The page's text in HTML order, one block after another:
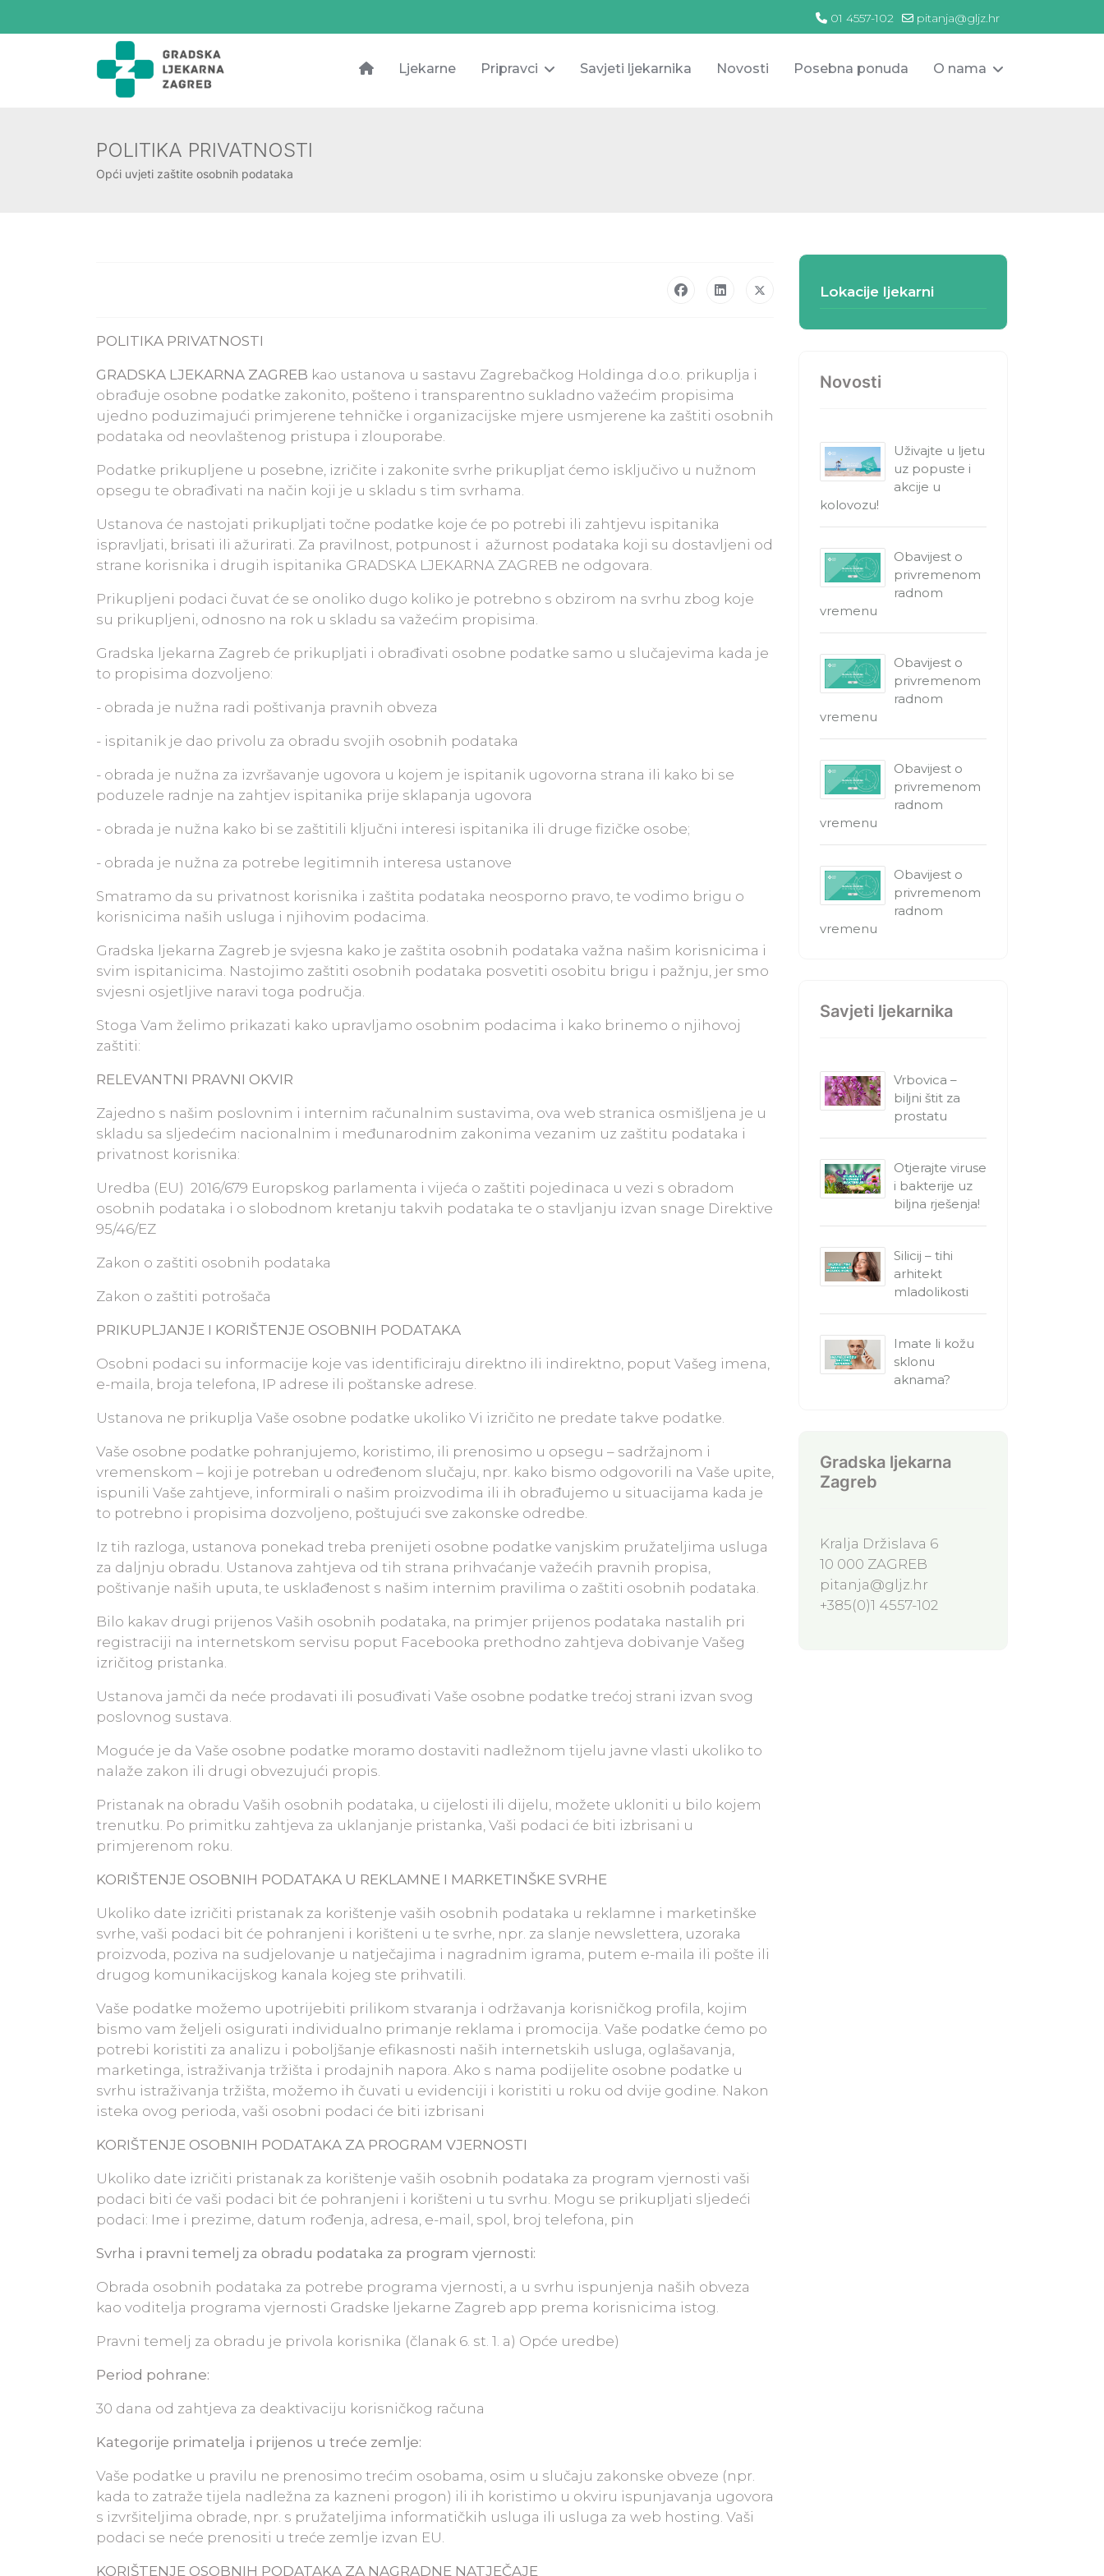
01 4557-102 pitanja@gljz.hr
Ljekarne Pripravci Savjeti ljekarnika Novosti Posebna ponuda O nama
POLITIKA PRIVATNOSTI
Opći uvjeti zaštite osobnih podataka
POLITIKA PRIVATNOSTI
GRADSKA LJEKARNA ZAGREB kao ustanova u sastavu Zagrebačkog Holdinga d.o.o. prikuplja i
obrađuje osobne podatke zakonito, pošteno i transparentno sukladno važećim propisima
ujedno poduzimajući primjerene tehničke i organizacijske mjere usmjerene ka zaštiti osobnih
podataka od neovlaštenog pristupa i zlouporabe.
Podatke prikupljene u posebne, izričite i zakonite svrhe prikupljat ćemo isključivo u nužnom
opsegu te obrađivati na način koji je u skladu s tim svrhama.
Ustanova će nastojati prikupljati točne podatke koje će po potrebi ili zahtjevu ispitanika
ispravljati, brisati ili ažurirati. Za pravilnost, potpunost i ažurnost podataka koji su dostavljeni od
strane korisnika i drugih ispitanika GRADSKA LJEKARNA ZAGREB ne odgovara.
Prikupljeni podaci čuvat će se onoliko dugo koliko je potrebno s obzirom na svrhu zbog koje
su prikupljeni, odnosno na rok u skladu sa važećim propisima.
Gradska ljekarna Zagreb će prikupljati i obrađivati osobne podatke samo u slučajevima kada je
to propisima dozvoljeno:
- obrada je nužna radi poštivanja pravnih obveza
- ispitanik je dao privolu za obradu svojih osobnih podataka
- obrada je nužna za izvršavanje ugovora u kojem je ispitanik ugovorna strana ili kako bi se
poduzele radnje na zahtjev ispitanika prije sklapanja ugovora
- obrada je nužna kako bi se zaštitili ključni interesi ispitanika ili druge fizičke osobe;
- obrada je nužna za potrebe legitimnih interesa ustanove
Smatramo da su privatnost korisnika i zaštita podataka neosporno pravo, te vodimo brigu o
korisnicima naših usluga i njihovim podacima.
Gradska ljekarna Zagreb je svjesna kako je zaštita osobnih podataka važna našim korisnicima i
svim ispitanicima. Nastojimo zaštiti osobnih podataka posvetiti osobitu brigu i pažnju, jer smo
svjesni osjetljive naravi toga područja.
Stoga Vam želimo prikazati kako upravljamo osobnim podacima i kako brinemo o njihovoj
zaštiti:
RELEVANTNI PRAVNI OKVIR
Zajedno s našim poslovnim i internim računalnim sustavima, ova web stranica osmišljena je u
skladu sa sljedećim nacionalnim i međunarodnim zakonima vezanim uz zaštitu podataka i
privatnost korisnika:
Uredba (EU) 2016/679 Europskog parlamenta i vijeća o zaštiti pojedinaca u vezi s obradom
osobnih podataka i o slobodnom kretanju takvih podataka te o stavljanju izvan snage Direktive
95/46/EZ
Zakon o zaštiti osobnih podataka
Zakon o zaštiti potrošača
PRIKUPLJANJE I KORIŠTENJE OSOBNIH PODATAKA
Osobni podaci su informacije koje vas identificiraju direktno ili indirektno, poput Vašeg imena,
e-maila, broja telefona, IP adrese ili poštanske adrese.
Ustanova ne prikuplja Vaše osobne podatke ukoliko Vi izričito ne predate takve podatke.
Vaše osobne podatke pohranjujemo, koristimo, ili prenosimo u opsegu – sadržajnom i
vremenskom – koji je potreban u određenom slučaju, npr. kako bismo odgovorili na Vaše upite,
ispunili Vaše zahtjeve, informirali o našim proizvodima ili ih obrađujemo u situacijama kada je
to potrebno i propisima dozvoljeno, poštujući sve zakonske odredbe.
Iz tih razloga, ustanova ponekad treba prenijeti osobne podatke vanjskim pružateljima usluga
za daljnju obradu. Ustanova zahtjeva od tih strana prihvaćanje važećih pravnih propisa,
poštivanje naših uputa, te usklađenost s našim internim pravilima o zaštiti osobnih podataka.
Bilo kakav drugi prijenos Vaših osobnih podataka, na primjer prijenos podataka nastalih pri
registraciji na internetskom servisu poput Facebooka prethodno zahtjeva dobivanje Vašeg
izričitog pristanka.
Ustanova jamči da neće prodavati ili posuđivati Vaše osobne podatke trećoj strani izvan svog
poslovnog sustava.
Moguće je da Vaše osobne podatke moramo dostaviti nadležnom tijelu javne vlasti ukoliko to
nalaže zakon ili drugi obvezujući propis.
Pristanak na obradu Vaših osobnih podataka, u cijelosti ili dijelu, možete ukloniti u bilo kojem
trenutku. Po primitku zahtjeva za uklanjanje pristanka, Vaši podaci će biti izbrisani u
primjerenom roku.
KORIŠTENJE OSOBNIH PODATAKA U REKLAMNE I MARKETINŠKE SVRHE
Ukoliko date izričiti pristanak za korištenje vaših osobnih podataka u reklamne i marketinške
svrhe, vaši podaci bit će pohranjeni i korišteni u te svrhe, npr. za slanje newslettera, uzoraka
proizvoda, poziva na sudjelovanje u natječajima i nagradnim igrama, putem e-maila ili pošte ili
drugog komunikacijskog kanala kojeg ste prihvatili.
Vaše podatke možemo upotrijebiti prilikom stvaranja i održavanja korisničkog profila, kojim
bismo vam željeli osigurati individualno primanje reklama i promocija. Vaše podatke ćemo po
potrebi koristiti za analizu i poboljšanje efikasnosti naših internetskih usluga, oglašavanja,
marketinga, istraživanja tržišta i prodajnih napora. Ako s nama podijelite osobne podatke u
svrhu istraživanja tržišta, možemo ih čuvati u evidenciji i koristiti u roku od dvije godine. Nakon
isteka ovog perioda, vaši osobni podaci će biti izbrisani
KORIŠTENJE OSOBNIH PODATAKA ZA PROGRAM VJERNOSTI
Ukoliko date izričiti pristanak za korištenje vaših osobnih podataka za program vjernosti vaši
podaci biti će vaši podaci bit će pohranjeni i korišteni u tu svrhu. Mogu se prikupljati sljedeći
podaci: Ime i prezime, datum rođenja, adresa, e-mail, spol, broj telefona, pin
Svrha i pravni temelj za obradu podataka za program vjernosti:
Obrada osobnih podataka za potrebe programa vjernosti, a u svrhu ispunjenja naših obveza
kao voditelja programa vjernosti Gradske ljekarne Zagreb app prema korisnicima istog.
Pravni temelj za obradu je privola korisnika (članak 6. st. 1. a) Opće uredbe)
Period pohrane:
30 dana od zahtjeva za deaktivaciju korisničkog računa
Kategorije primatelja i prijenos u treće zemlje:
Vaše podatke u pravilu ne prenosimo trećim osobama, osim u slučaju zakonske obveze (npr.
kada to zatraže tijela nadležna za kazneni progon) ili ih koristimo u okviru ispunjavanja ugovora
s izvršiteljima obrade, npr. s pružateljima informatičkih usluga ili usluga za web hosting. Vaši
podaci se neće prenositi u treće zemlje izvan EU.
KORIŠTENJE OSOBNIH PODATAKA ZA NAGRADNE NATJEČAJE
Lokacije ljekarni
Novosti
Uživajte u ljetu
uz popuste i
akcije u
kolovozu!
Obavijest o
privremenom
radnom
vremenu
Obavijest o
privremenom
radnom
vremenu
Obavijest o
privremenom
radnom
vremenu
Obavijest o
privremenom
radnom
vremenu
Savjeti ljekarnika
Vrbovica –
biljni štit za
prostatu
Otjerajte viruse
i bakterije uz
biljna rješenja!
Silicij – tihi
arhitekt
mladolikosti
Imate li kožu
sklonu
aknama?
Gradska ljekarna
Zagreb
Kralja Držislava 6
10 000 ZAGREB
pitanja@gljz.hr
+385(0)1 4557-102